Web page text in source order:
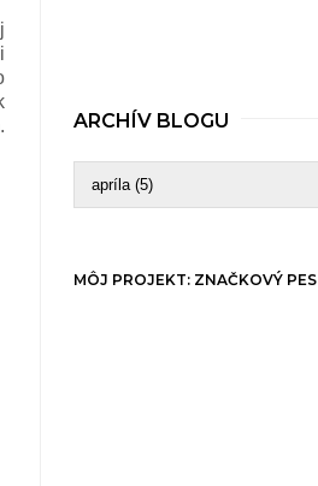
ARCHÍV BLOGU
MÔJ PROJEKT: ZNAČKOVÝ PES